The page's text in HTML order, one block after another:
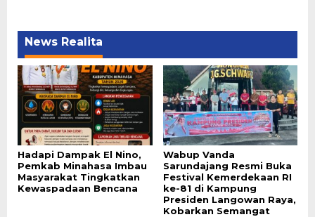
News Realita
Hadapi Dampak El Nino,
Pemkab Minahasa Imbau
Masyarakat Tingkatkan
Kewaspadaan Bencana
Wabup Vanda
Sarundajang Resmi Buka
Festival Kemerdekaan RI
ke-81 di Kampung
Presiden Langowan Raya,
Kobarkan Semangat